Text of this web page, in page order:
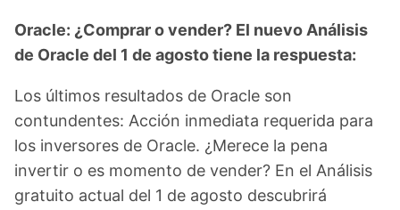
Oracle: ¿Comprar o vender? El nuevo Análisis
de Oracle del 1 de agosto tiene la respuesta:
Los últimos resultados de Oracle son
contundentes: Acción inmediata requerida para
los inversores de Oracle. ¿Merece la pena
invertir o es momento de vender? En el Análisis
gratuito actual del 1 de agosto descubrirá